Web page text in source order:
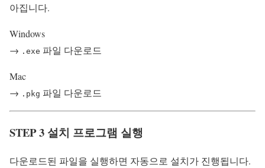
아집니다.
Windows
→ .exe 파일 다운로드
Mac
→ .pkg 파일 다운로드
STEP 3 설치 프로그램 실행
다운로드된 파일을 실행하면 자동으로 설치가 진행됩니다.